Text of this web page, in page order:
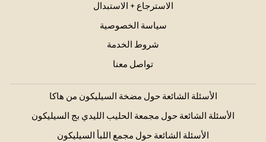
الاسترجاع + الاستبدال
سياسة الخصوصية
شروط الخدمة
تواصل معنا
الأسئلة الشائعة حول مضخة السيليكون من هاكا
الأسئلة الشائعة حول مجمعة الحليب الليدي بج السيليكون
الأسئلة الشائعة حول مجمع اللبأ السيليكون